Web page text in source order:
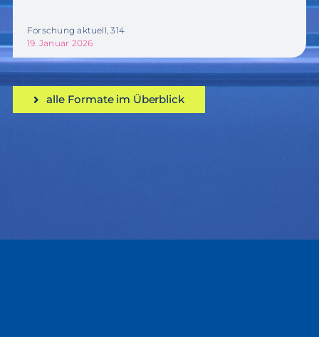
Forschung aktuell, 314
19. Januar 2026
alle Formate im Überblick